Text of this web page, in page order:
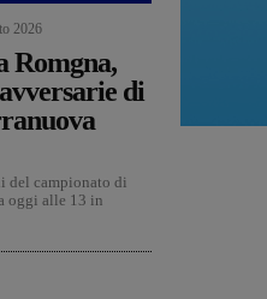
2026
Romgna,
di
del campionato di
oggi alle 13 in